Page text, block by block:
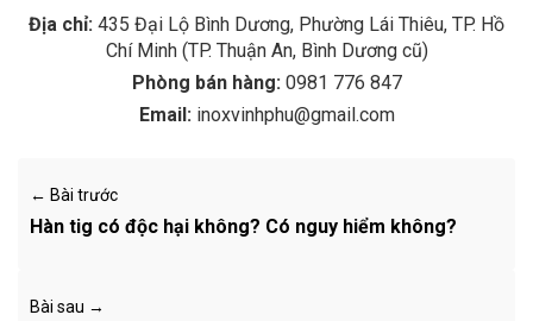
Địa chỉ: 435 Đại Lộ Bình Dương, Phường Lái Thiêu, TP. Hồ
Chí Minh (TP. Thuận An, Bình Dương cũ)
Phòng bán hàng:0981 776 847
Email: inoxvinhphu@gmail.com
← Bài trước
Hàn tig có độc hại không? Có nguy hiểm không?
Bài sau →